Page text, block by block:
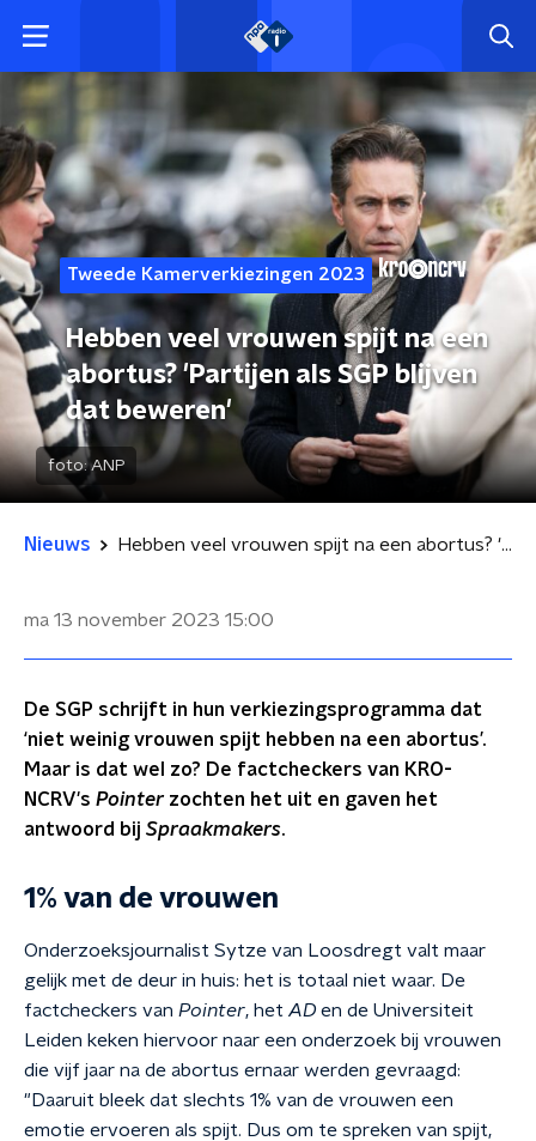
Tweede Kamerverkiezingen 2023
Hebben veel vrouwen spijt na een
abortus? 'Partijen als SGP blijven
dat beweren'
foto:ANP
Nieuws Hebben veel vrouwen spijt na een abortus? 'Partijen als SGP blijven dat beweren'
ma 13 november 2023 15:00
De SGP schrijft in hun verkiezingsprogramma dat
‘niet weinig vrouwen spijt hebben na een abortus’.
Maar is dat wel zo? De factcheckers van KRO-
NCRV's Pointer zochten het uit en gaven het
antwoord bij Spraakmakers.
1% van de vrouwen
Onderzoeksjournalist Sytze van Loosdregt valt maar
gelijk met de deur in huis: het is totaal niet waar. De
factcheckers van Pointer, het AD en de Universiteit
Leiden keken hiervoor naar een onderzoek bij vrouwen
die vijf jaar na de abortus ernaar werden gevraagd:
"Daaruit bleek dat slechts 1% van de vrouwen een
emotie ervoeren als spijt. Dus om te spreken van spijt,